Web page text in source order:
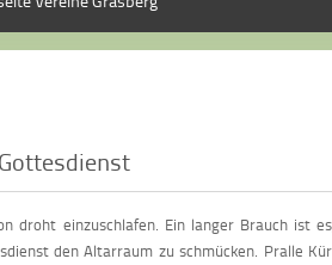
droht einzuschlafen. Ein langer Brauch ist
den Altarraum zu schmücken. Pralle